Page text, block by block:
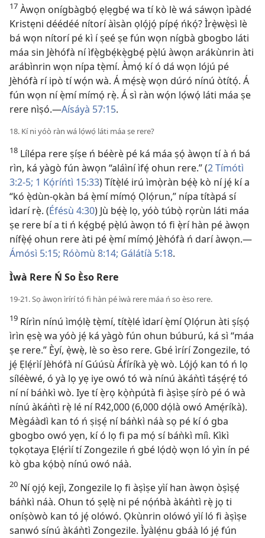
17 Àwọn onígbàgbọ́ ẹlẹgbẹ́ wa tí kò lè wá sáwọn ìpàdé
Kristẹni déédéé nítorí àìsàn ọlọ́jọ́ pípẹ́ ńkọ́? Ìrẹ̀wẹ̀sì lè
bá wọn nítorí pé kì í ṣeé ṣe fún wọn nígbà gbogbo láti
máa sin Jèhófà ní ìfẹ̀gbẹ́kẹ̀gbẹ́ pẹ̀lú àwọn arákùnrin àti
arábìnrin wọn nípa tẹ̀mí. Àmọ́ kí ó dá wọn lójú pé
Jèhófà rí ipò tí wọ́n wà. Á mẹ́sẹ̀ wọn dúró nínú òtítọ́. Á
fún wọn ní ẹ̀mí mímọ́ rẹ̀. Á sì ràn wọ́n lọ́wọ́ láti máa ṣe
rere nìṣó.—Aísáyà 57:15.
18. Kí ni yóò ràn wá lọ́wọ́ láti máa ṣe rere?
18 Lílépa rere ṣíṣe ń béèrè pé ká máa ṣọ́ àwọn tí à ń bá
rìn, ká yàgò fún àwọn “aláìní ìfẹ́ ohun rere.” (2 Tímótì
3:2-5; 1 Kọ́ríńtì 15:33) Títẹ̀lé irú ìmọ̀ràn bẹ́ẹ̀ kò ní jẹ́ kí a
“kó ẹ̀dùn-ọkàn bá ẹ̀mí mímọ́ Ọlọ́run,” nípa títàpá sí
ìdarí rẹ̀. (Éfésù 4:30) Jù bẹ́ẹ̀ lọ, yóò túbọ̀ rọrùn láti máa
ṣe rere bí a ti ń kẹ́gbẹ́ pẹ̀lú àwọn tó fi ẹ̀rí hàn pé àwọn
nífẹ̀ẹ́ ohun rere àti pé ẹ̀mí mímọ́ Jèhófà ń darí àwọn.—
Ámósì 5:15; Róòmù 8:14; Gálátíà 5:18.
Ìwà Rere Ń So Èso Rere
19-21. Sọ àwọn ìrírí tó fi hàn pé ìwà rere máa ń so èso rere.
19 Rírìn nínú ìmọ́lẹ̀ tẹ̀mí, títẹ̀lé ìdarí ẹ̀mí Ọlọ́run àti ṣíṣọ́
ìrìn ẹsẹ̀ wa yóò jẹ́ ká yàgò fún ohun búburú, ká sì “máa
ṣe rere.” Èyí, ẹ̀wẹ̀, lè so èso rere. Gbé ìrírí Zongezile, tó
jẹ́ Ẹlẹ́rìí Jèhófà ní Gúúsù Áfíríkà yẹ̀ wò. Lọ́jọ́ kan tó ń lọ
síléèwé, ó yà lọ yẹ iye owó tó wà nínú àkáǹtì táṣẹ́rẹ́ tó
ní ní báǹkì wò. Iye tí ẹ̀rọ kọ̀ǹpútà fi àṣìṣe ṣírò pé ó wà
nínú àkáǹtì rẹ̀ lé ní R42,000 (6,000 dọ́là owó Amẹ́ríkà).
Mègáàdì kan tó ń ṣiṣẹ́ ní báǹkì náà sọ pé kí ó gba
gbogbo owó yẹn, kí ó lọ fi pa mọ́ sí báǹkì míì. Kìkì
tọkọtaya Ẹlẹ́rìí tí Zongezile ń gbé lọ́dọ̀ wọn ló yìn ín pé
kò gba kọ́bọ̀ nínú owó náà.
20 Ní ọjọ́ kejì, Zongezile lọ fi àṣìṣe yìí han àwọn òṣìṣẹ́
báǹkì náà. Ohun tó ṣẹlẹ̀ ni pé nọ́ńbà àkáǹtì rẹ̀ jọ ti
oníṣòwò kan tó jẹ́ olówó. Ọkùnrin olówó yìí ló fi àṣìṣe
sanwó sínú àkáǹtì Zongezile. Ìyàlẹ́nu gbáà ló jẹ́ fún